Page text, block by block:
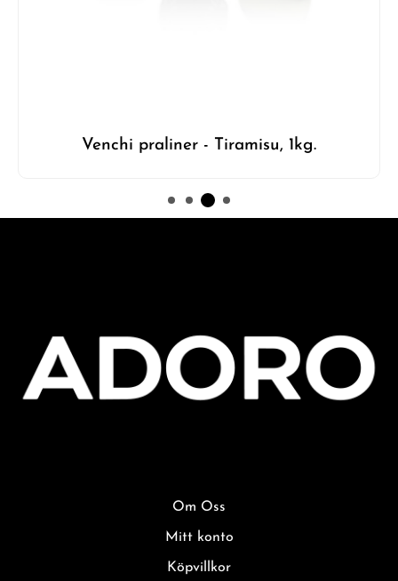
Venchi praliner - Tiramisu, 1kg.
Om Oss
Mitt konto
Köpvillkor